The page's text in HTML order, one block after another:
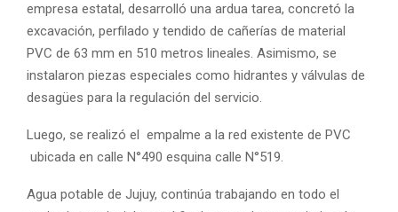
empresa estatal, desarrolló una ardua tarea, concretó la
excavación, perfilado y tendido de cañerías de material
PVC de 63 mm en 510 metros lineales. Asimismo, se
instalaron piezas especiales como hidrantes y válvulas de
desagües para la regulación del servicio.
Luego, se realizó el empalme a la red existente de PVC
ubicada en calle N°490 esquina calle N°519.
Agua potable de Jujuy, continúa trabajando en todo el